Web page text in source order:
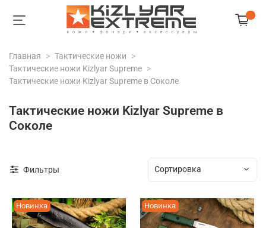
Главная
Тактические ножи
Тактические ножи Kizlyar Supreme
Тактические ножи Kizlyar Supreme в Соколе
Тактические ножи Kizlyar Supreme в
Соколе
Фильтры
Новинка Новинка